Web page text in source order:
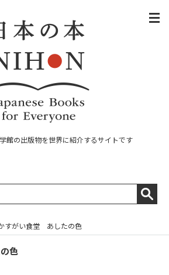
館の出版物を世界に紹介するサイトです
すがい食堂 あしたの色
色